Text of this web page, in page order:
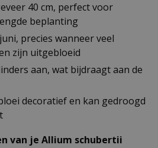
40 cm, perfect voor
beplanting
precies wanneer veel
zijn uitgebloeid
aan, wat bijdraagt aan de
decoratief en kan gedroogd
van je Allium schubertii